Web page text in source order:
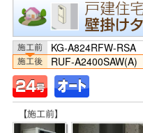
KG-A824RFW-RSA
RUF-A2400SAW(A)